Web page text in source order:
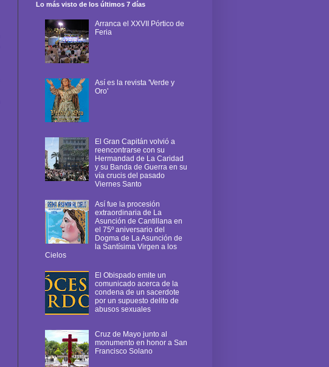
Lo más visto de los últimos 7 días
Arranca el XXVII Pórtico de
Feria
Así es la revista 'Verde y
Oro'
El Gran Capitán volvió a
reencontrarse con su
Hermandad de La Caridad
y su Banda de Guerra en su
vía crucis del pasado
Viernes Santo
Así fue la procesión
extraordinaria de La
Asunción de Cantillana en
el 75º aniversario del
Dogma de La Asunción de
la Santísima Virgen a los
Cielos
El Obispado emite un
comunicado acerca de la
condena de un sacerdote
por un supuesto delito de
abusos sexuales
Cruz de Mayo junto al
monumento en honor a San
Francisco Solano